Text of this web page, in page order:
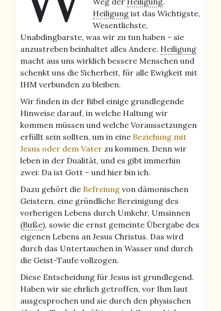
Heiligung ist das Wichtigste,
Wesentlichste,
Unabdingbarste, was wir zu tun haben – sie
anzustreben beinhaltet alles Andere. Heiligung
macht aus uns wirklich bessere Menschen und
schenkt uns die Sicherheit, für alle Ewigkeit mit
IHM verbunden zu bleiben.
Wir finden in der Bibel einige grundlegende
Hinweise darauf, in welche Haltung wir
kommen müssen und welche Voraussetzungen
erfüllt sein sollten, um in eine Beziehung mit
Jesus oder dem Vater zu kommen. Denn wir
leben in der Dualität, und es gibt immerhin
zwei: Da ist Gott – und hier bin ich.
Dazu gehört die Befreiung von dämonischen
Geistern, eine gründliche Bereinigung des
vorherigen Lebens durch Umkehr, Umsinnen
(Buße), sowie die ernst gemeinte Übergabe des
eigenen Lebens an Jesus Christus. Das wird
durch das Untertauchen in Wasser und durch
die Geist-Taufe vollzogen.
Diese Entscheidung für Jesus ist grundlegend.
Haben wir sie ehrlich getroffen, vor Ihm laut
ausgesprochen und sie durch den physischen